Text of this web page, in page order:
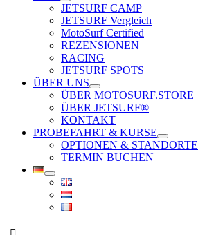
JETSURF CAMP
JETSURF Vergleich
MotoSurf Certified
REZENSIONEN
RACING
JETSURF SPOTS
ÜBER UNS
ÜBER MOTOSURF.STORE
ÜBER JETSURF®
KONTAKT
PROBEFAHRT & KURSE
OPTIONEN & STANDORTE
TERMIN BUCHEN